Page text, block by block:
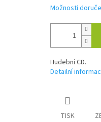
Možnosti
Hudební CD.
Detailní
TISK